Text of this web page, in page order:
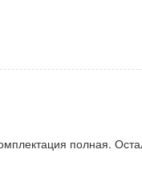
полная.